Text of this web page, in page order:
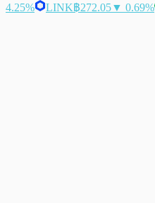
4.25%
LINK฿272.05▼ 0.69%